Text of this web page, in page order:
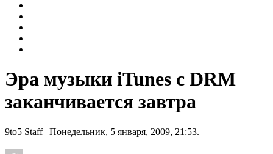
Эра музыки iTunes с DRM
заканчивается завтра
9to5 Staff| Понедельник, 5 января, 2009, 21:53.